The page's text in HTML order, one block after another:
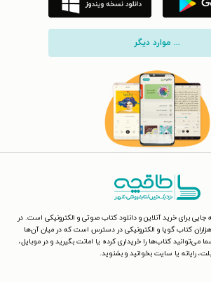
... موارد دیگر
برای خرید آنلاین و دانلود کتاب صوتی و الکترونیکی است. در
کتاب گویا و الکترونیکی در دسترس است که در میان آن‌ها
می‌توانید کتاب‌ها را خریداری کرده یا امانت بگیرید و در موبایل،
رایانه یا سایت بخوانید و بشنوید.